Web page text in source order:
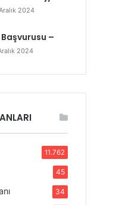
2024
–
2024
11.762
45
34